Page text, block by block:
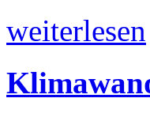
weiterlesen